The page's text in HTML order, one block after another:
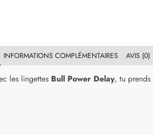
INFORMATIONS COMPLÉMENTAIRES AVIS (0)
les lingettes Bull Power Delay, tu